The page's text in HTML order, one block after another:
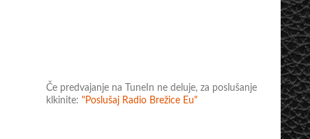
Če predvajanje na TuneIn ne deluje, za poslušanje
klkinite: "Poslušaj Radio Brežice Eu"